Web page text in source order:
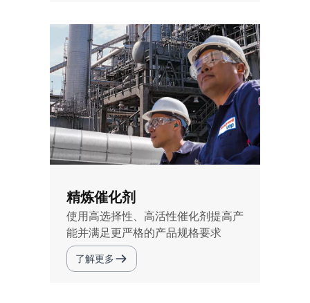
精炼催化剂
使用高选择性、高活性催化剂提高产
能并满足更严格的产品规格要求
了解更多